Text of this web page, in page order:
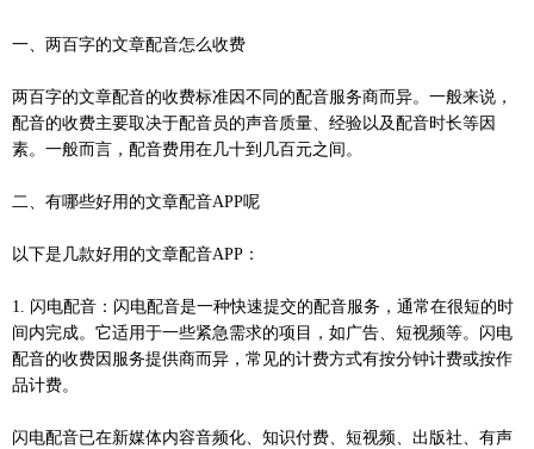
一、两百字的文章配音怎么收费
两百字的文章配音的收费标准因不同的配音服务商而异。一般来说，
配音的收费主要取决于配音员的声音质量、经验以及配音时长等因
素。一般而言，配音费用在几十到几百元之间。
二、有哪些好用的文章配音APP呢
以下是几款好用的文章配音APP：
1. 闪电配音：闪电配音是一种快速提交的配音服务，通常在很短的时
间内完成。它适用于一些紧急需求的项目，如广告、短视频等。闪电
配音的收费因服务提供商而异，常见的计费方式有按分钟计费或按作
品计费。
闪电配音已在新媒体内容音频化、知识付费、短视频、出版社、有声